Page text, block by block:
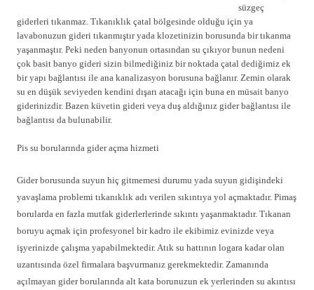
süzgeç
giderleri tıkanmaz. Tıkanıklık çatal bölgesinde olduğu için ya
lavabonuzun gideri tıkanmıştır yada klozetinizin borusunda bir tıkanma
yaşanmaştır. Peki neden banyonun ortasından su çıkıyor bunun nedeni
çok basit banyo gideri sizin bilmediğiniz bir noktada çatal dediğimiz ek
bir yapı bağlantısı ile ana kanalizasyon borusuna bağlanır. Zemin olarak
su en düşük seviyeden kendini dışarı atacağı için buna en müsait banyo
giderinizdir. Bazen küvetin gideri veya duş aldığınız gider bağlantısı ile
bağlantısı da bulunabilir.
Pis su borularında gider açma hizmeti
Gider borusunda suyun hiç gitmemesi durumu yada suyun gidişindeki
yavaşlama problemi tıkanıklık adı verilen sıkıntıya yol açmaktadır. Pimaş
borularda en fazla mutfak giderlerlerinde sıkıntı yaşanmaktadır. Tıkanan
boruyu açmak için profesyonel bir kadro ile ekibimiz evinizde veya
işyerinizde çalışma yapabilmektedir. Atık su hattının logara kadar olan
uzantısında özel firmalara başvurmanız gerekmektedir. Zamanında
açılmayan gider borularında alt kata borunuzun ek yerlerinden su akıntısı